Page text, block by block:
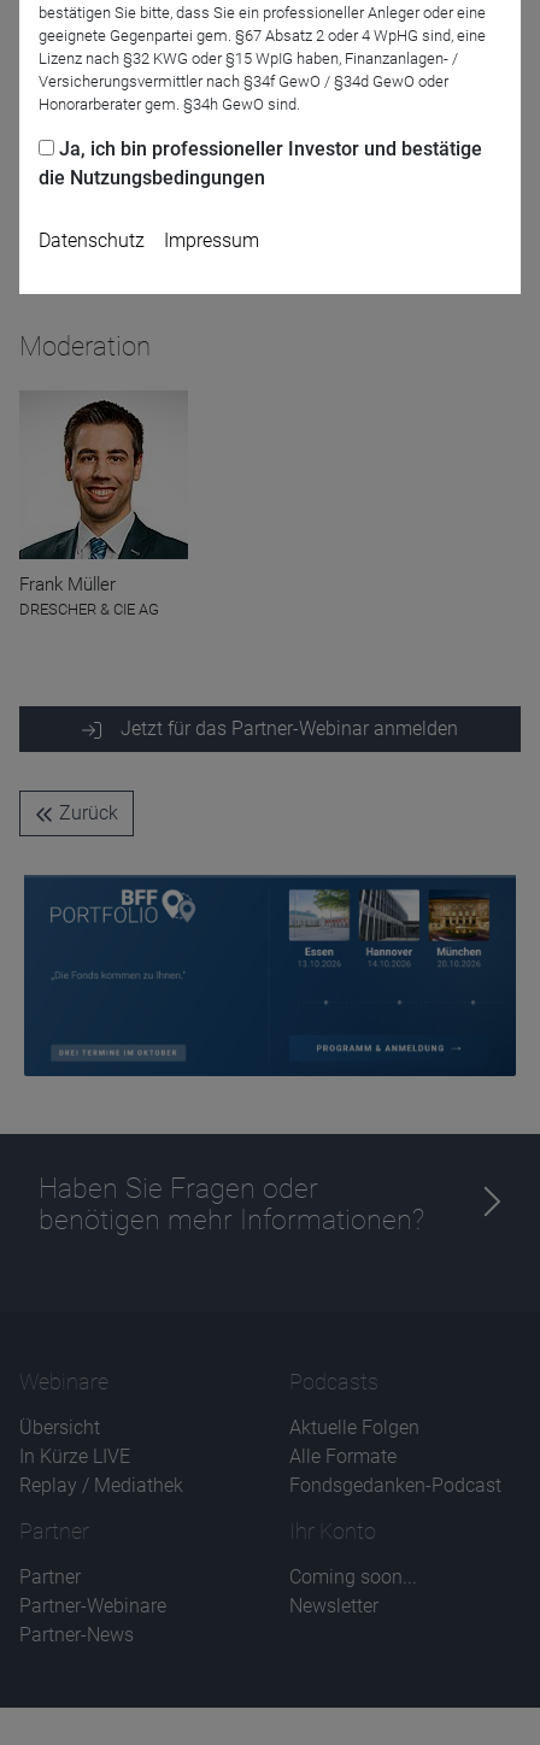
Daniel Zimmerer
Swisscanto
TBF Global Asset
Moderation
Frank Müller
DRESCHER & CIE AG
Jetzt für das Partner-Webinar anmelden
Zurück
Haben Sie Fragen oder
benötigen mehr Informationen?
Webinare
Übersicht
In Kürze LIVE
Replay / Mediathek
Podcasts
Aktuelle Folgen
Alle Formate
Fondsgedanken-Podcast
Partner
Partner
Partner-Webinare
Partner-News
Ihr Konto
Coming soon...
Newsletter
bestätigen Sie bitte, dass Sie ein professioneller Anleger oder eine
geeignete Gegenpartei gem. §67 Absatz 2 oder 4 WpHG sind, eine
Lizenz nach §32 KWG oder §15 WpIG haben, Finanzanlagen- /
Versicherungsvermittler nach §34f GewO / §34d GewO oder
Honorarberater gem. §34h GewO sind.
Ja, ich bin professioneller Investor und bestätige
die Nutzungsbedingungen
Datenschutz Impressum
Name
CPref
Anbieter D&C
Zweck
Ablauf
1 Jahr